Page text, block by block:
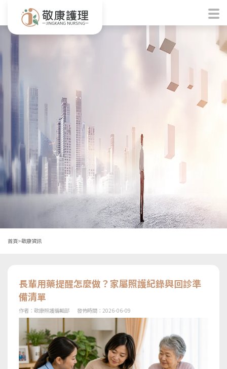
首頁>敬康資訊
長輩用藥提醒怎麼做？家屬照護紀錄與回診準
備清單
作者：敬康照護編輯部 發佈時間：2026-06-09